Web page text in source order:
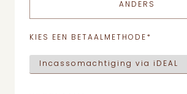
ANDERS
KIES EEN BETAALMETHODE *